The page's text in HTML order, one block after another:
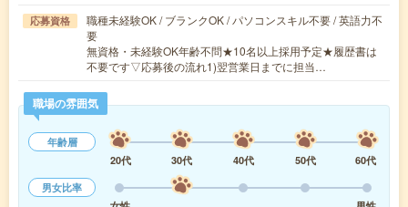
応募資格
職種未経験OK / ブランクOK / パソコンスキル不要 / 英語力不
要
無資格・未経験OK年齢不問★10名以上採用予定★履歴書は
不要です▽応募後の流れ1)翌営業日までに担当…
職場の雰囲気
年齢層
20代
30代 40代 50代
60代
男女比率